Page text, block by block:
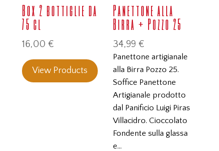
possono
pagina
del
Box 2 bottiglie da
75 cl
16,00 €
View Products
Panettone alla
Birra + Pozzo 25
34,99 €
Panettone artigianale
alla Birra Pozzo 25.
Soffice Panettone
Artigianale prodotto
dal Panificio Luigi Piras
Villacidro. Cioccolato
Fondente sulla glassa
e…